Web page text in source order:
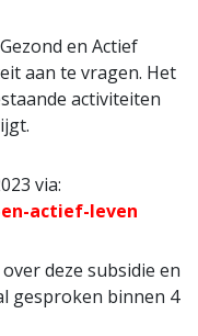
en Actief
aan te vragen. Het
activiteiten
via:
actief-leven
deze subsidie en
gesproken binnen 4